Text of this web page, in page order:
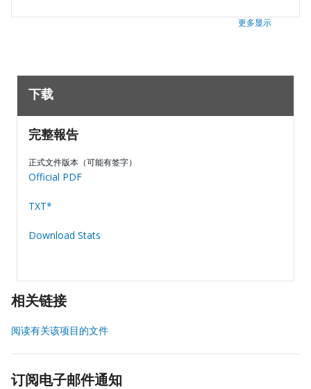
更多显示
下载
完整報告
正式文件版本（可能有签字）
Official PDF
TXT*
Download Stats
相关链接
阅读有关该项目的文件
订阅电子邮件通知